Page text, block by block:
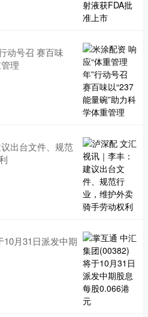
动号召 赛百味
理
出台文件、规范
10月31日派发中期